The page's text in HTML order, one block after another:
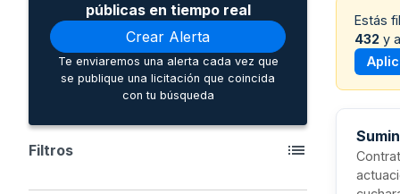
públicas en tiempo real
Crear Alerta
Te enviaremos una alerta cada vez que
se publique una licitación que coincida
con tu búsqueda
Filtros
Estás
432 y